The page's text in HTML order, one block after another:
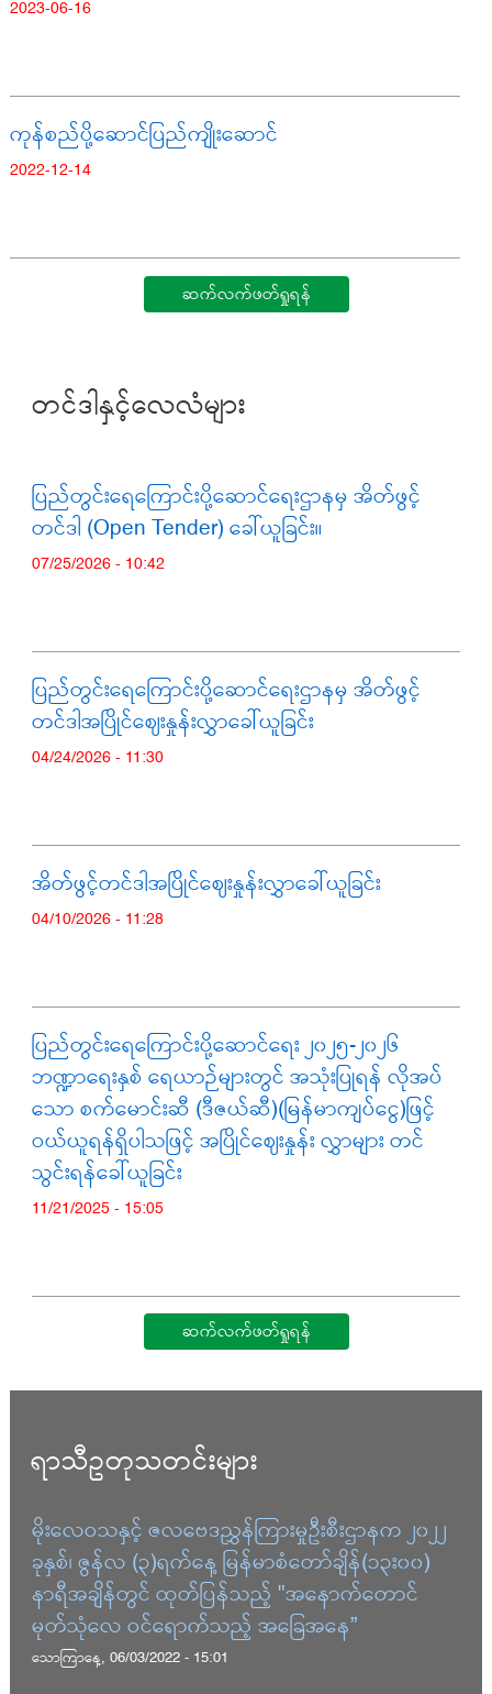
2023-06-16
ကုန်စည်ပို့ဆောင်ပြည်ကျိုးဆောင်
2022-12-14
ဆက်လက်ဖတ်ရှုရန်
တင်ဒါနှင့်လေလံများ
ပြည်တွင်းရေကြောင်းပို့ဆောင်ရေးဌာနမှ အိတ်ဖွင့်
တင်ဒါ (Open Tender) ခေါ်ယူခြင်း။
07/25/2026 - 10:42
ပြည်တွင်းရေကြောင်းပို့ဆောင်ရေးဌာနမှ အိတ်ဖွင့်
တင်ဒါအပြိုင်ဈေးနှုန်းလွှာခေါ်ယူခြင်း
04/24/2026 - 11:30
အိတ်ဖွင့်တင်ဒါအပြိုင်ဈေးနှုန်းလွှာခေါ်ယူခြင်း
04/10/2026 - 11:28
ပြည်တွင်းရေကြောင်းပို့ဆောင်ရေး ၂၀၂၅-၂၀၂၆
ဘဏ္ဍာရေးနှစ် ရေယာဉ်များတွင် အသုံးပြုရန် လိုအပ်
သော စက်မောင်းဆီ (ဒီဇယ်ဆီ)(မြန်မာကျပ်ငွေ)ဖြင့်
ဝယ်ယူရန်ရှိပါသဖြင့် အပြိုင်ဈေးနှုန်း လွှာများ တင်
သွင်းရန်ခေါ်ယူခြင်း
11/21/2025 - 15:05
ဆက်လက်ဖတ်ရှုရန်
ရာသီဥတုသတင်းများ
မိုးလေဝသနှင့် ဇလဗေဒညွှန်ကြားမှုဦးစီးဌာနက ၂၀၂၂
ခုနှစ်၊ ဇွန်လ (၃)ရက်နေ့ မြန်မာစံတော်ချိန်(၁၃း၀၀)
နာရီအချိန်တွင် ထုတ်ပြန်သည့် "အနောက်တောင်
မုတ်သုံလေ ဝင်ရောက်သည့် အခြေအနေ”
သောကြာနေ့, 06/03/2022 - 15:01